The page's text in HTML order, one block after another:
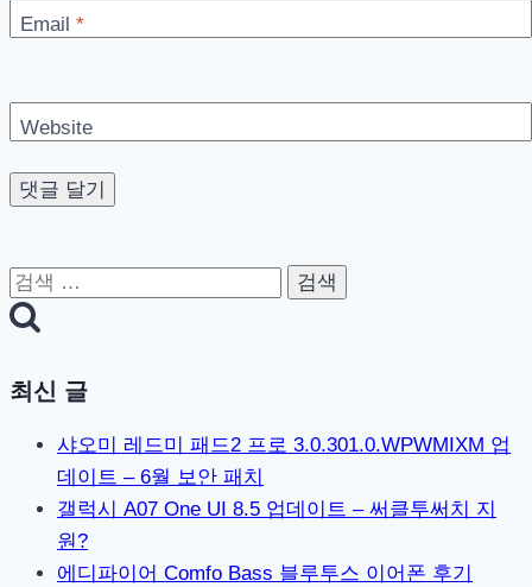
Email *
Website
검
색:
최신 글
샤오미 레드미 패드2 프로 3.0.301.0.WPWMIXM 업
데이트 – 6월 보안 패치
갤럭시 A07 One UI 8.5 업데이트 – 써클투써치 지
원?
에디파이어 Comfo Bass 블루투스 이어폰 후기